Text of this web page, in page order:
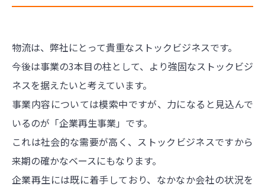
物流は、弊社にとって貴重なストックビジネスです。
今後は事業の3本目の柱として、より強固なストックビジ
ネスを据えたいと考えています。
事業内容については模索中ですが、力になると見込んで
いるのが「企業再生事業」です。
これは社会的な需要が高く、ストックビジネスですから
来期の確かなベースにもなります。
企業再生には既に着手しており、なかなか会社の状況を